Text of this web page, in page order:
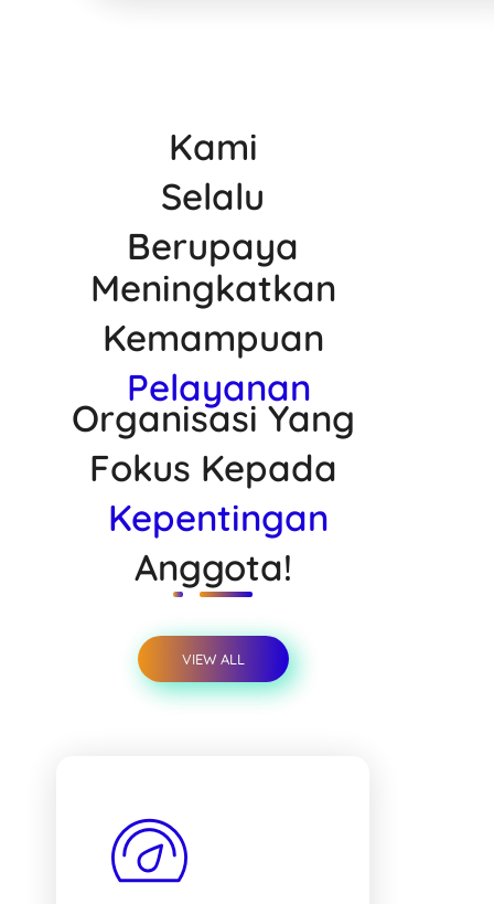
Kami
Selalu
Berupaya
Meningkatkan
Kemampuan
Pelayanan
Organisasi Yang
Fokus Kepada
Kepentingan
Anggota!
VIEW ALL